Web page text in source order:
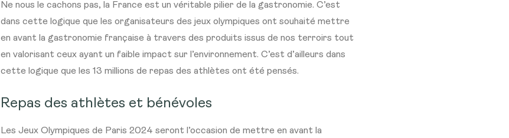
Ne nous le cachons pas, la France est un véritable pilier de la gastronomie. C’est
dans cette logique que les organisateurs des jeux olympiques ont souhaité mettre
en avant la gastronomie française à travers des produits issus de nos terroirs tout
en valorisant ceux ayant un faible impact sur l’environnement. C’est d’ailleurs dans
cette logique que les 13 millions de repas des athlètes ont été pensés.
Repas des athlètes et bénévoles
Les Jeux Olympiques de Paris 2024 seront l’occasion de mettre en avant la